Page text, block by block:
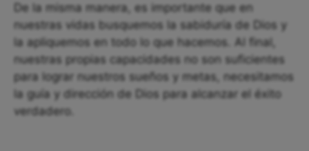
De la misma manera, es importante que en
nuestras vidas busquemos la sabiduría de Dios y
la apliquemos en todo lo que hacemos. Al final,
nuestras propias capacidades no son suficientes
para lograr nuestros sueños y metas, necesitamos
la guía y dirección de Dios para alcanzar el éxito
verdadero.